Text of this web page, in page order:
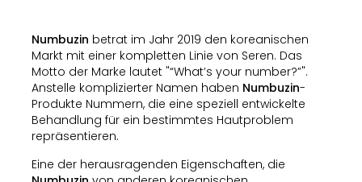
Numbuzin betrat im Jahr 2019 den koreanischen
Markt mit einer kompletten Linie von Seren. Das
Motto der Marke lautet "“What’s your number?”".
Anstelle komplizierter Namen haben Numbuzin-
Produkte Nummern, die eine speziell entwickelte
Behandlung für ein bestimmtes Hautproblem
repräsentieren.
Eine der herausragenden Eigenschaften, die